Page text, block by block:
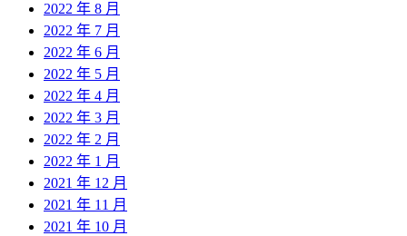
2022 年 8 月
2022 年 7 月
2022 年 6 月
2022 年 5 月
2022 年 4 月
2022 年 3 月
2022 年 2 月
2022 年 1 月
2021 年 12 月
2021 年 11 月
2021 年 10 月